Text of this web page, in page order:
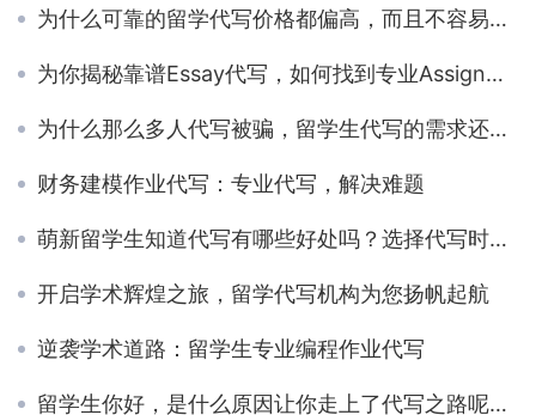
为什么可靠的留学代写价格都偏高，而且不容易还价？快来了解内幕！
为你揭秘靠谱Essay代写，如何找到专业Assignment代写
为什么那么多人代写被骗，留学生代写的需求还在稳步上升
财务建模作业代写：专业代写，解决难题
萌新留学生知道代写有哪些好处吗？选择代写时有哪些误区呢？
开启学术辉煌之旅，留学代写机构为您扬帆起航
逆袭学术道路：留学生专业编程作业代写
留学生你好，是什么原因让你走上了代写之路呢？被我戳中了吗？